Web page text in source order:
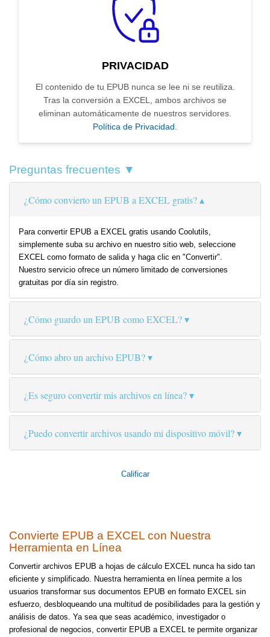
PRIVACIDAD
El contenido de tu EPUB nunca se lee ni se reutiliza.
Tras la conversión a EXCEL, ambos archivos se
eliminan automáticamente de nuestros servidores.
Política de Privacidad.
Preguntas frecuentes ▼
¿Cómo convierto un EPUB a EXCEL gratis?
Para convertir EPUB a EXCEL gratis usando Coolutils,
simplemente suba su archivo en nuestro sitio web, seleccione
EXCEL como formato de salida y haga clic en "Convertir".
Nuestro servicio ofrece un número limitado de conversiones
gratuitas por día sin registro.
¿Cómo guardo un EPUB como EXCEL?
¿Cómo abro un archivo EPUB?
¿Es seguro convertir mis archivos en línea?
¿Puedo convertir archivos usando mi dispositivo móvil?
Calificar
Convierte EPUB a EXCEL con Nuestra
Herramienta en Línea
Convertir archivos EPUB a hojas de cálculo EXCEL nunca ha sido tan
eficiente y simplificado. Nuestra herramienta en línea permite a los
usuarios transformar sus documentos EPUB en formato EXCEL sin
esfuerzo, desbloqueando una multitud de posibilidades para la gestión y
análisis de datos. Ya sea que seas académico, investigador o
profesional de negocios, convertir EPUB a EXCEL te permite organizar